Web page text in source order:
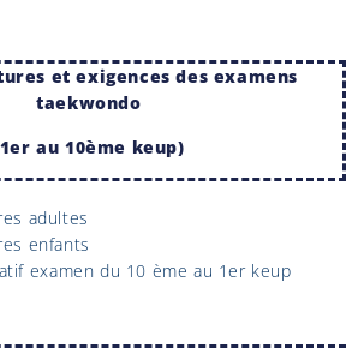
et exigences des examens
taekwondo
au 10ème keup)
adultes
enfants
examen du 10 ème au 1er keup